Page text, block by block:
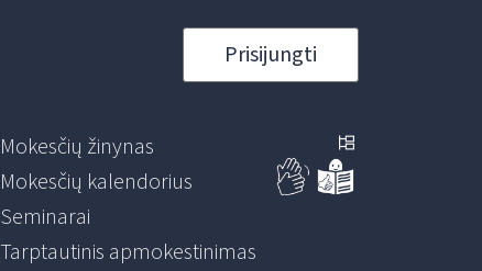
Prisijungti
Mokesčių žinynas
Mokesčių kalendorius
Seminarai
Tarptautinis apmokestinimas